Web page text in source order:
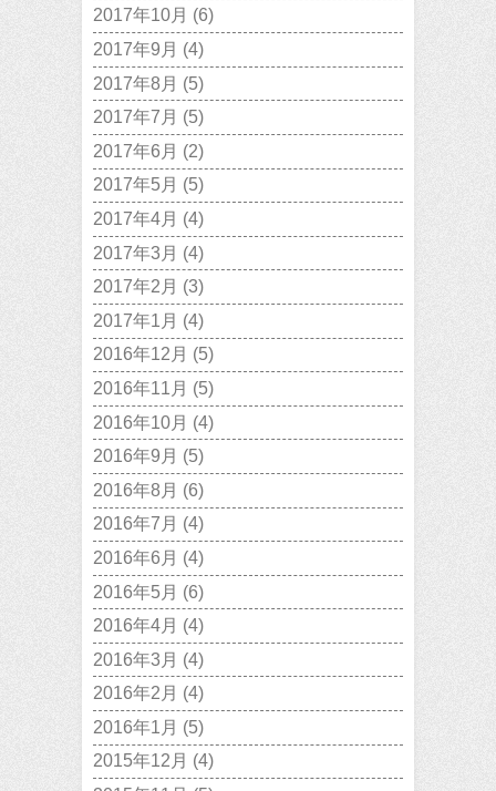
2017年10月 (6)
2017年9月 (4)
2017年8月 (5)
2017年7月 (5)
2017年6月 (2)
2017年5月 (5)
2017年4月 (4)
2017年3月 (4)
2017年2月 (3)
2017年1月 (4)
2016年12月 (5)
2016年11月 (5)
2016年10月 (4)
2016年9月 (5)
2016年8月 (6)
2016年7月 (4)
2016年6月 (4)
2016年5月 (6)
2016年4月 (4)
2016年3月 (4)
2016年2月 (4)
2016年1月 (5)
2015年12月 (4)